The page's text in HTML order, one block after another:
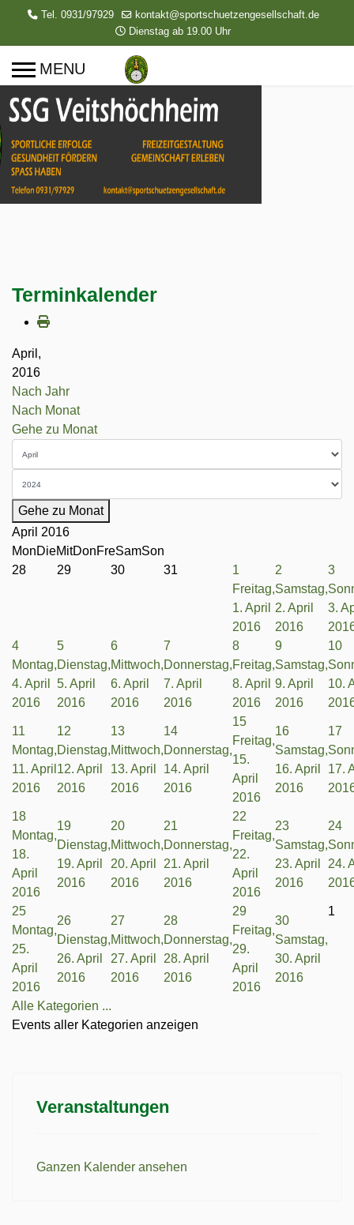
Tel. 0931/97929
kontakt@sportschuetzengesellschaft.de
Dienstag ab 19.00 Uhr
Terminkalender
April,
2016
Nach Jahr
Nach Monat
Gehe zu Monat
Gehe zu Monat
April 2016
MonDieMitDonFreSamSon
28
29 30 31
1
Freitag,
1. April
2016
2
Samstag,
2. April
2016
3
3.
4
Montag,
4. April
2016
5
Dienstag,
5. April
2016
6
Mittwoch,
6. April
2016
7
Donnerstag,
7. April
2016
8
Freitag,
8. April
2016
9
Samstag,
9. April
2016
10
10.
11
Montag,
11. April
2016
12
Dienstag,
12. April
2016
13
Mittwoch,
13. April
2016
14
Donnerstag,
14. April
2016
15
Freitag,
15.
April
2016
16
Samstag,
16. April
2016
17
17.
18
Montag,
18.
April
2016
19
Dienstag,
19. April
2016
20
Mittwoch,
20. April
2016
21
Donnerstag,
21. April
2016
22
Freitag,
22.
April
2016
23
Samstag,
23. April
2016
24
24.
25
Montag,
25.
April
2016
26
Dienstag,
26. April
2016
27
Mittwoch,
27. April
2016
28
Donnerstag,
28. April
2016
29
Freitag,
29.
April
2016
30
Samstag,
30. April
2016
1
Alle Kategorien ...
Events aller Kategorien anzeigen
Veranstaltungen
Ganzen Kalender ansehen